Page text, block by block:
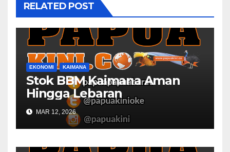
RELATED POST
EKONOMI KAIMANA
Stok BBM Kaimana Aman
Hingga Lebaran
MAR 12, 2026